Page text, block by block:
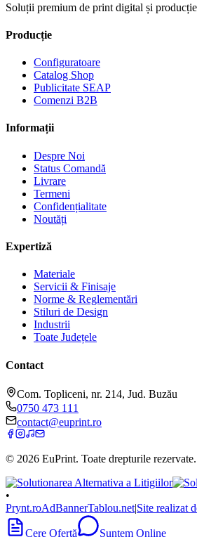
Soluții premium de print digital și
Producție
Configuratoare
Catalog Shop
Publicitate SEAP
Comenzi B2B
Informații
Despre Noi
Status Comandă
Livrare
Termeni
Confidențialitate
Noutăți
Expertiză
Materiale
Servicii & Finisaje
Norme & Reglementări
Stiluri de Design
Industrii
Toate Județele
Contact
Com. Topliceni, nr. 214, Jud. Buzău
0750 473 111
contact@euprint.ro
© 2026 EuPrint. Toate drepturile rezervate.
•
Prynt.roAdBannerTablou.net|Site realizat
Cere Ofertă Suntem Online